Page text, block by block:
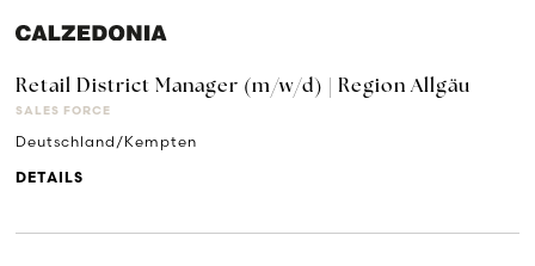
Retail District Manager (m/w/d) | Region Allgäu
SALES FORCE
Deutschland/Kempten
DETAILS